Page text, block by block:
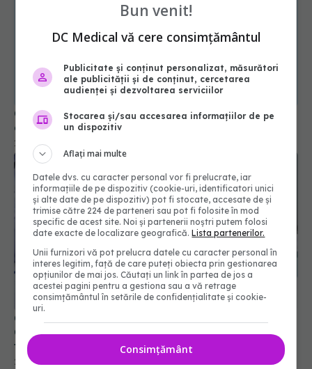
Cardul european de sănătate: unde e valabil și
cum se obține. Descarcă documentul de AICI
16 iul 2023, 15:20
Contractul-cadru se prelungește până la 30 iunie.
Cojan (CNAS): Va cuprinde noutăți importante pe
toate domeniile de asistenţă medicală
22 mar 2023, 18:09
Bun venit!
DC Medical vă cere consimțământul
Publicitate și conținut personalizat, măsurători
ale publicității și de conținut, cercetarea
audienței și dezvoltarea serviciilor
Stocarea și/sau accesarea informațiilor de pe
un dispozitiv
Aflați mai multe
Datele dvs. cu caracter personal vor fi prelucrate, iar
informațiile de pe dispozitiv (cookie-uri, identificatori unici
și alte date de pe dispozitiv) pot fi stocate, accesate de și
trimise către 224 de parteneri sau pot fi folosite în mod
specific de acest site. Noi și partenerii noștri putem folosi
date exacte de localizare geografică.Lista partenerilor.
Unii furnizori vă pot prelucra datele cu caracter personal în
interes legitim, față de care puteți obiecta prin gestionarea
opțiunilor de mai jos. Căutați un link în partea de jos a
acestei pagini pentru a gestiona sau a vă retrage
consimțământul în setările de confidențialitate și cookie-
uri.
Consimțământ